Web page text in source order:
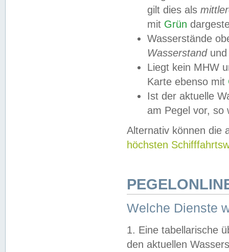
gilt dies als
mit Grün
Wasserstände
Wasserstandund
Liegt kein MHW
Karte ebenso mit
Ist der aktuelle
am Pegel vor,
Alternativ können die
höchsten
Welche Dienste
1. Eine tabellarische
den aktuellen